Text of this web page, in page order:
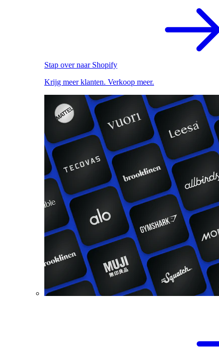
Stap over naar Shopify
Krijg meer klanten. Verkoop meer.